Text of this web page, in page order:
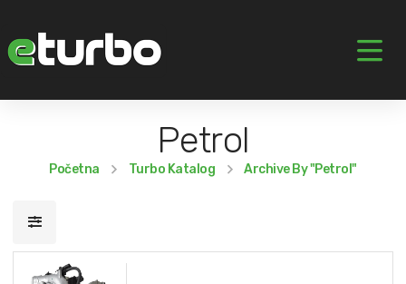
Petrol
Početna Turbo Katalog Archive By "Petrol"